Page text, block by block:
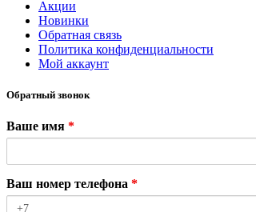
Акции
Новинки
Обратная связь
Политика конфиденциальности
Мой аккаунт
Обратный звонок
Ваше имя *
Ваш номер телефона *